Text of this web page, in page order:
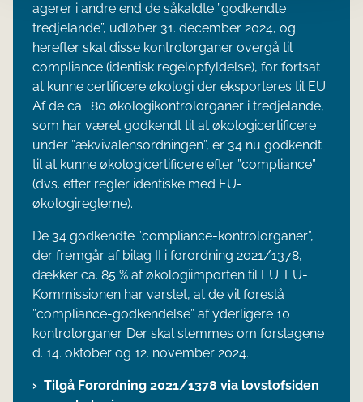
agerer i andre end de såkaldte ”godkendte
tredjelande”, udløber 31. december 2024, og
herefter skal disse kontrolorganer overgå til
compliance (identisk regelopfyldelse), for fortsat
at kunne certificere økologi der eksporteres til EU.
Af de ca. 80 økologikontrolorganer i tredjelande,
som har været godkendt til at økologicertificere
under ”ækvivalensordningen”, er 34 nu godkendt
til at kunne økologicertificere efter ”compliance”
(dvs. efter regler identiske med EU-
økologireglerne).
De 34 godkendte ”compliance-kontrolorganer”,
der fremgår af bilag II i forordning 2021/1378,
dækker ca. 85 % af økologiimporten til EU. EU-
Kommissionen har varslet, at de vil foreslå
”compliance-godkendelse” af yderligere 10
kontrolorganer. Der skal stemmes om forslagene
d. 14. oktober og 12. november 2024.
Tilgå Forordning 2021/1378 via lovstofsiden